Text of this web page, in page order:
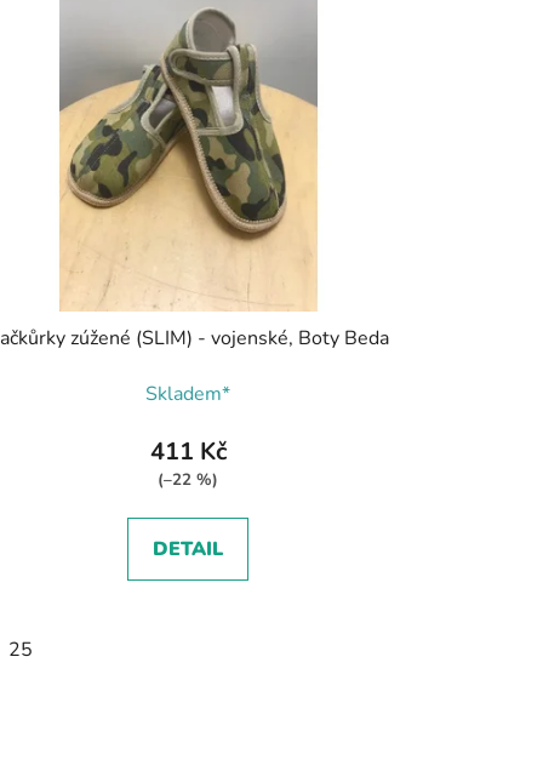
zúžené (SLIM) - vojenské, Boty Beda
Skladem*
411 Kč
(–22 %)
DETAIL
25